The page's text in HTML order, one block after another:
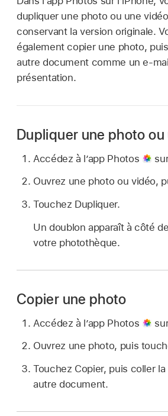
dupliquer une photo ou une
conservant la version originale.
également copier une photo,
autre document comme un e-
présentation.
Dupliquer une photo
Accédez à l’app Photos
Ouvrez une photo ou vidéo,
Touchez Dupliquer.
Un doublon apparaît à côté
votre photothèque.
Copier une photo
Accédez à l’app Photos
Ouvrez une photo, puis
Touchez Copier, puis coller
autre document.